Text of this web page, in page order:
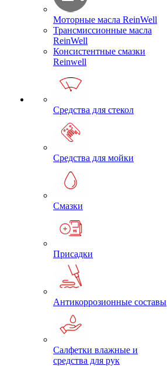
Моторные масла ReinWell
Трансмиссионные масла
ReinWell
Консистентные смазки
Reinwell
Средства для стекол
Средства для мойки
Смазки
Присадки
Антикоррозионные составы
Салфетки влажные и
средства для рук